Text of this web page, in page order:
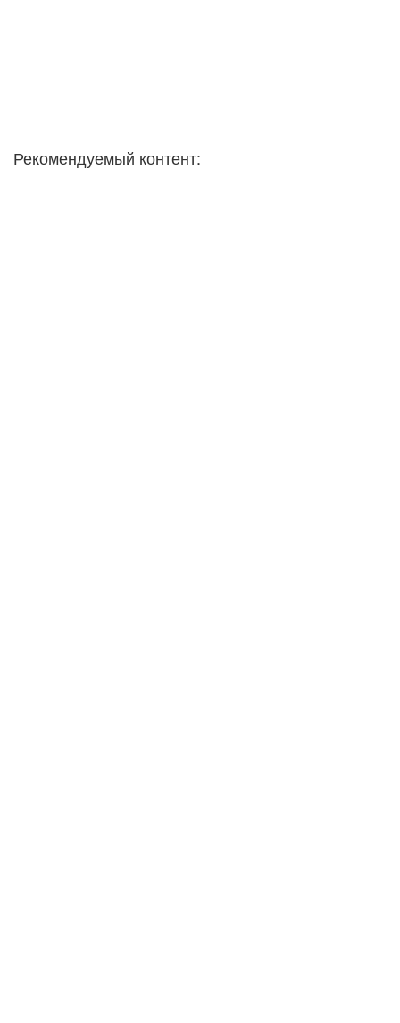
Рекомендуемый контент: